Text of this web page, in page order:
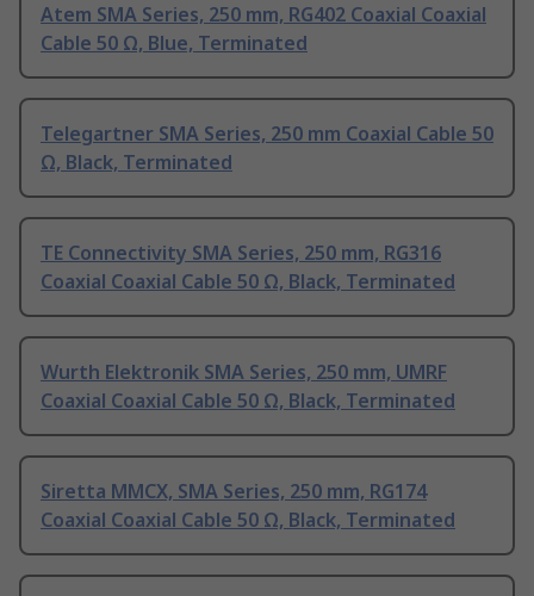
Atem SMA Series, 250 mm, RG402 Coaxial Coaxial
Cable 50 Ω, Blue, Terminated
Telegartner SMA Series, 250 mm Coaxial Cable 50
Ω, Black, Terminated
TE Connectivity SMA Series, 250 mm, RG316
Coaxial Coaxial Cable 50 Ω, Black, Terminated
Wurth Elektronik SMA Series, 250 mm, UMRF
Coaxial Coaxial Cable 50 Ω, Black, Terminated
Siretta MMCX, SMA Series, 250 mm, RG174
Coaxial Coaxial Cable 50 Ω, Black, Terminated